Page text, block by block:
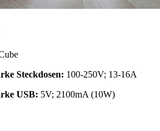
Steckdosen: 100-250V; 13-16A
USB: 5V; 2100mA (10W)